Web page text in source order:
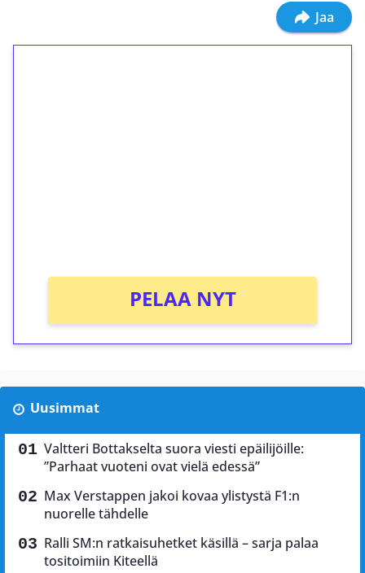
Jaa
PELAA NYT
Uusimmat
Valtteri Bottakselta suora viesti epäilijöille:
”Parhaat vuoteni ovat vielä edessä”
Max Verstappen jakoi kovaa ylistystä F1:n
nuorelle tähdelle
Ralli SM:n ratkaisuhetket käsillä – sarja palaa
tositoimiin Kiteellä